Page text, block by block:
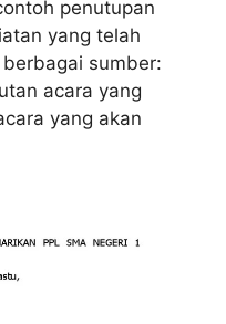
penutupan
yang telah
sumber:
acara yang
yang akan